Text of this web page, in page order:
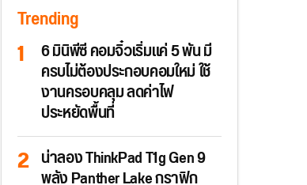
Trending
6 มินิพีซี คอมจิ๋วเริ่มแค่ 5 พัน มี
ครบไม่ต้องประกอบคอมใหม่ ใช้
งานครอบคลุม ลดค่าไฟ
ประหยัดพื้นที่
น่าลอง ThinkPad T1g Gen 9